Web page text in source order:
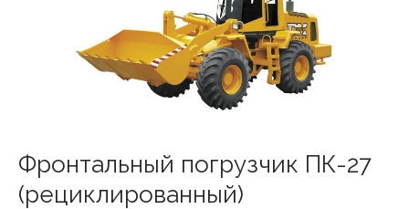
Фронтальный погрузчик ПК-27
(рециклированный)